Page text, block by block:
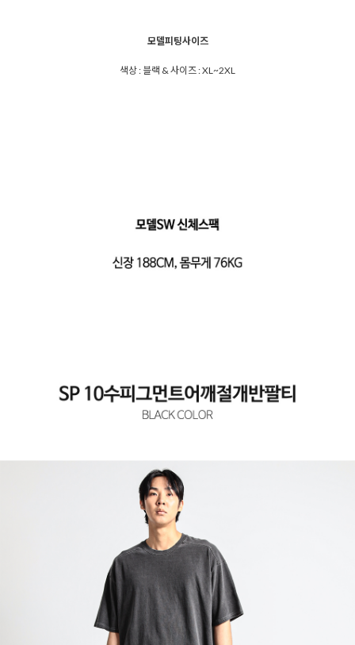
모델피팅사이즈
색상 : 블랙 & 사이즈 : XL~2XL